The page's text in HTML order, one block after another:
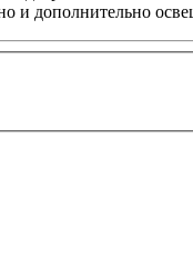
и дополнительно